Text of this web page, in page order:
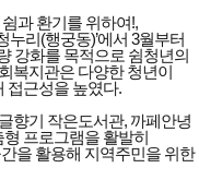
과 환기를 위하여!,
누리(행궁동)’에서 3월부터
강화를 목적으로 쉼청년의
복지관은 다양한 청년이
접근성을 높였다.
향기 작은도서관, 까페안녕
프로그램을 활발히
을 활용해 지역주민을 위한